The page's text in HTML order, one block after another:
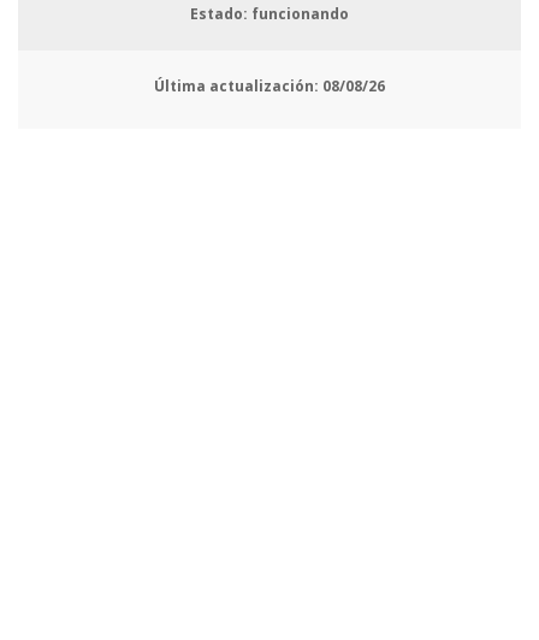
Estado: funcionando
Última actualización: 08/08/26